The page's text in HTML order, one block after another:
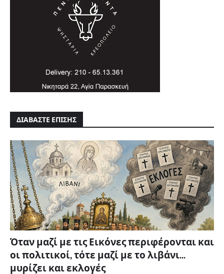
ΔΙΑΒΑΣΤΕ ΕΠΙΣΗΣ
Όταν μαζί με τις Εικόνες περιφέρονται και
οι πολιτικοί, τότε μαζί με το λιβάνι...
μυρίζει και εκλογές